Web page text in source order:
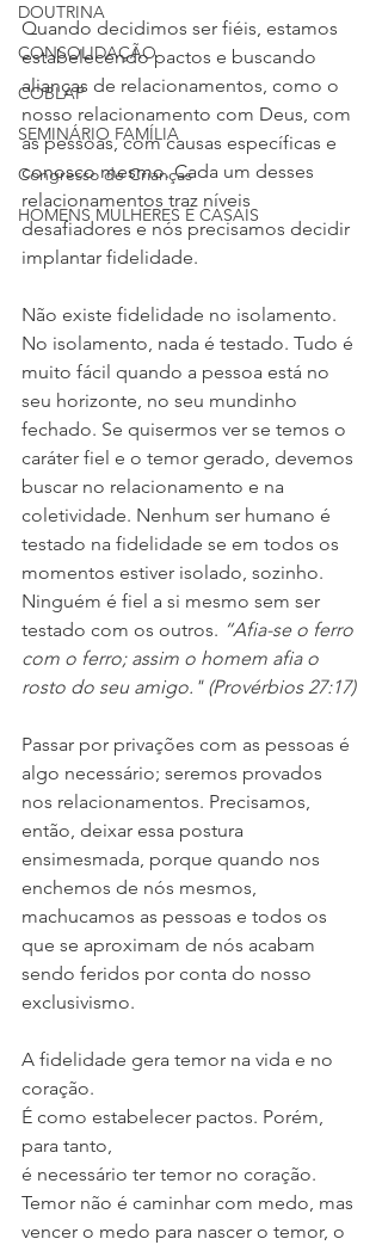
DOUTRINA
CONSOLIDAÇÃO
COBLAP
SEMINÁRIO FAMÍLIA
Congresso de Crianças
HOMENS MULHERES E CASAIS
Quando decidimos ser fiéis, estamos
estabelecendo pactos e buscando
alianças de relacionamentos, como o
nosso relacionamento com Deus, com
as pessoas, com causas específicas e
conosco mesmo. Cada um desses
relacionamentos traz níveis
desafiadores e nós precisamos decidir
implantar fidelidade.
Não existe fidelidade no isolamento.
No isolamento, nada é testado. Tudo é
muito fácil quando a pessoa está no
seu horizonte, no seu mundinho
fechado. Se quisermos ver se temos o
caráter fiel e o temor gerado, devemos
buscar no relacionamento e na
coletividade. Nenhum ser humano é
testado na fidelidade se em todos os
momentos estiver isolado, sozinho.
Ninguém é fiel a si mesmo sem ser
testado com os outros. “Afia-se o ferro
com o ferro; assim o homem afia o
rosto do seu amigo." (Provérbios 27:17)
Passar por privações com as pessoas é
algo necessário; seremos provados
nos relacionamentos. Precisamos,
então, deixar essa postura
ensimesmada, porque quando nos
enchemos de nós mesmos,
machucamos as pessoas e todos os
que se aproximam de nós acabam
sendo feridos por conta do nosso
exclusivismo.
A fidelidade gera temor na vida e no
coração.
É como estabelecer pactos. Porém,
para tanto,
é necessário ter temor no coração.
Temor não é caminhar com medo, mas
vencer o medo para nascer o temor, o